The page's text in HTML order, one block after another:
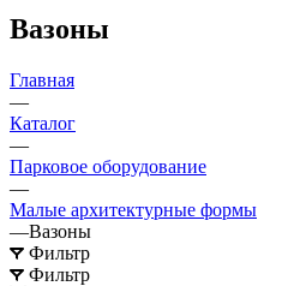
Вазоны
Главная
—
Каталог
—
Парковое оборудование
—
Малые архитектурные формы
—Вазоны
Фильтр
Фильтр